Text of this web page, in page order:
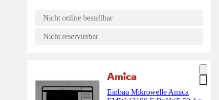
Nicht online bestellbar
Nicht reservierbar
Einbau Mikrowelle Amica